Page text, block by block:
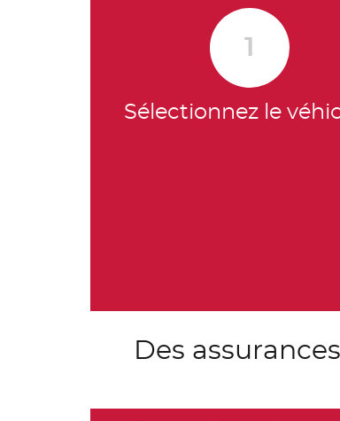
1
Sélectionnez le
Des